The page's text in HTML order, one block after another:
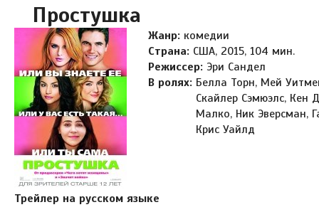
Простушка
Жанр: комедии
Страна: США, 2015, 104 мин.
Режиссер: Эри Сандел
В ролях: Белла Торн, Мей
Скайлер Сэмюэлс, Кен
Малко, Ник Эверсман,
Крис Уайлд
Трейлер на русском языке